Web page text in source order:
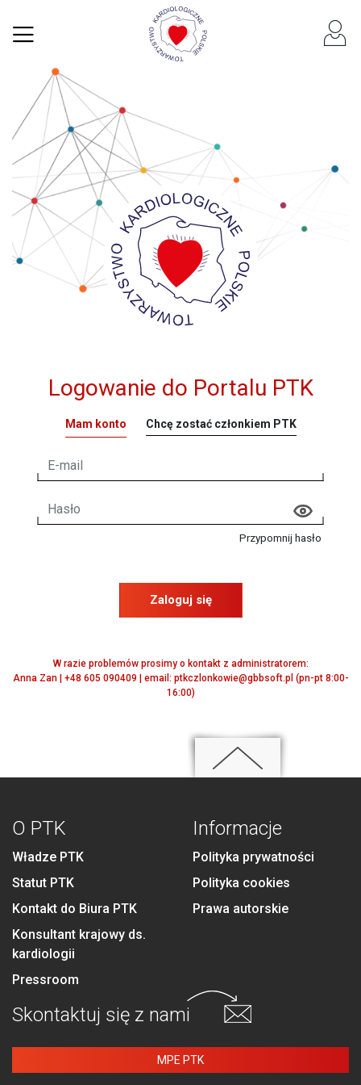
Logowanie do Portalu PTK
Mam konto Chcę zostać członkiem PTK
Przypomnij hasło
Zaloguj się
W razie problemów prosimy o kontakt z administratorem:
Anna Zan | +48 605 090409 | email: ptkczlonkowie@gbbsoft.pl (pn-pt 8:00-
16:00)
O PTK
Władze PTK
Statut PTK
Kontakt do Biura PTK
Konsultant krajowy ds.
kardiologii
Pressroom
Informacje
Polityka prywatności
Polityka cookies
Prawa autorskie
Skontaktuj się z nami
MPE PTK